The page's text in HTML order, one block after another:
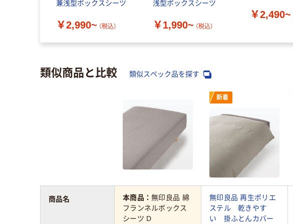
兼浅型ボックスシーツ
￥2,990~ （税込）
浅型ボックスシーツ
￥1,990~ （税込）
￥2,490~
類似商品と比較 類似スペック品を探す
新着
本商品：無印良品 綿
フランネルボックス
シーツ D
無印良品 再生ポリエ
ステル 乾きやす
い 掛ふとんカバー
商品名